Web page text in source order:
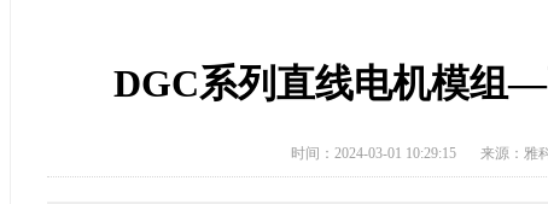
DGC系列直线电机模组
时间：2024-03-01 10:29:15 来源：雅